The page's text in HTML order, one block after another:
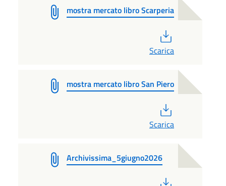
mostra mercato libro Scarperia
Scarica
mostra mercato libro San Piero
Scarica
Archivissima_5giugno2026